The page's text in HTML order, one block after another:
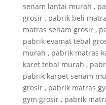
senam lantai murah ,
grosir , pabrik beli
matras senam grosir ,
pabrik evamat tebal
murah , pabrik matras
karet tebal murah ,
pabrik karpet senam
grosir , pabrik matras
gym grosir , pabrik